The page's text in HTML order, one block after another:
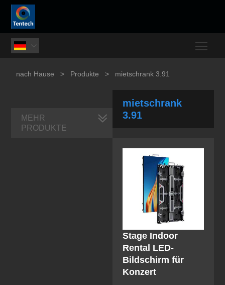

nach Hause > Produkte > mietschrank 3.91
mietschrank
3.91
Stage Indoor
Rental LED-
Bildschirm für
Konzert
MEHR
PRODUKTE